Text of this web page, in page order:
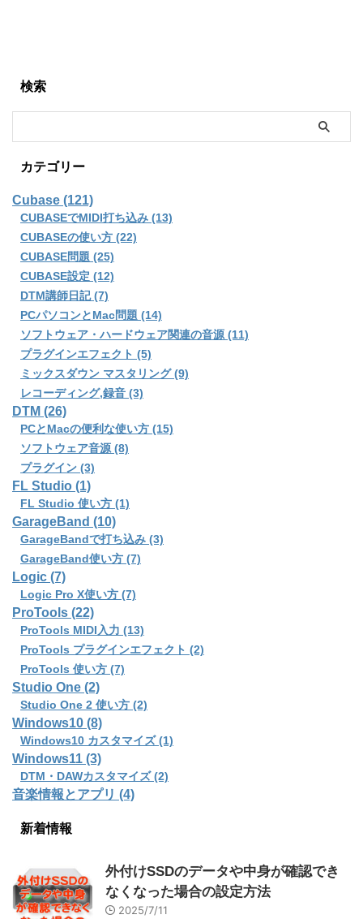
検索
カテゴリー
Cubase (121)
CUBASEでMIDI打ち込み (13)
CUBASEの使い方 (22)
CUBASE問題 (25)
CUBASE設定 (12)
DTM講師日記 (7)
PCパソコンとMac問題 (14)
ソフトウェア・ハードウェア関連の音源 (11)
プラグインエフェクト (5)
ミックスダウン マスタリング (9)
レコーディング,録音 (3)
DTM (26)
PCとMacの便利な使い方 (15)
ソフトウェア音源 (8)
プラグイン (3)
FL Studio (1)
FL Studio 使い方 (1)
GarageBand (10)
GarageBandで打ち込み (3)
GarageBand使い方 (7)
Logic (7)
Logic Pro X使い方 (7)
ProTools (22)
ProTools MIDI入力 (13)
ProTools プラグインエフェクト (2)
ProTools 使い方 (7)
Studio One (2)
Studio One 2 使い方 (2)
Windows10 (8)
Windows10 カスタマイズ (1)
Windows11 (3)
DTM・DAWカスタマイズ (2)
音楽情報とアプリ (4)
新着情報
外付けSSDのデータや中身が確認でき
なくなった場合の設定方法
2025/7/11